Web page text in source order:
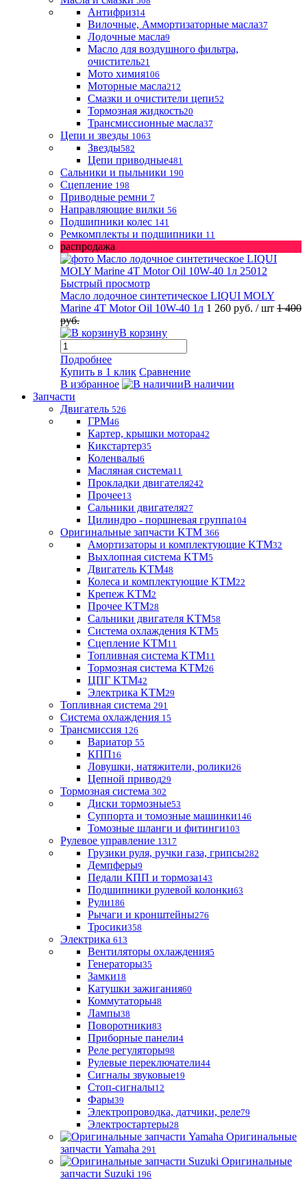
Антифриз14
Вилочные, Аммортизаторные масла37
Лодочные масла9
Масло для воздушного фильтра,
очиститель21
Мото химия106
Моторные масла212
Смазки и очистители цепи52
Тормозная жидкость20
Трансмиссионные масла37
Цепи и звезды 1063
Звезды582
Цепи приводные481
Сальники и пыльники 190
Сцепление 198
Приводные ремни 7
Направляющие вилки 56
Подшипники колес 141
Ремкомплекты и подшипники 11
распродажа
Быстрый просмотр
Масло лодочное синтетическое LIQUI MOLY
Marine 4T Motor Oil 10W-40 1л 1 260 руб. / шт 1 400
руб.
В корзину
Подробнее
Купить в 1 клик Сравнение
В избранное
В наличии
Запчасти
Двигатель 526
ГРМ46
Картер, крышки мотора42
Кикстартер35
Коленвалы6
Масляная система11
Прокладки двигателя242
Прочее13
Сальники двигателя27
Цилиндро - поршневая группа104
Оригинальные запчасти KTM 366
Амортизаторы и комплектующие KTM32
Выхлопная система KTM5
Двигатель KTM48
Колеса и комплектующие KTM22
Крепеж KTM2
Прочее KTM28
Сальники двигателя KTM58
Система охлаждения KTM5
Сцепление KTM11
Топливная система KTM11
Тормозная система KTM26
ЦПГ KTM42
Электрика KTM29
Топливная система 291
Система охлаждения 15
Трансмиссия 126
Вариатор 55
КПП16
Ловушки, натяжители, ролики26
Цепной привод29
Тормозная система 302
Диски тормозные53
Суппорта и томозные машинки146
Томозные шланги и фитинги103
Рулевое управление 1317
Грузики руля, ручки газа, грипсы282
Демпферы9
Педали КПП и тормоза143
Подшипники рулевой колонки63
Рули186
Рычаги и кронштейны276
Тросики358
Электрика 613
Вентиляторы охлаждения5
Генераторы35
Замки18
Катушки зажигания60
Коммутаторы48
Лампы38
Поворотники83
Приборные панели4
Реле регуляторы98
Рулевые переключатели44
Сигналы звуковые19
Стоп-сигналы12
Фары39
Электропроводка, датчики, реле79
Электростартеры28
Оригинальные
запчасти Yamaha 291
Оригинальные
запчасти Suzuki 196